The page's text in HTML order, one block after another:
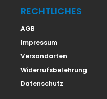
RECHTLICHES
AGB
Impressum
Versandarten
Widerrufsbelehrung
Datenschutz